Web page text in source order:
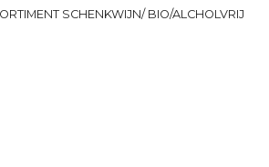
SCHENKWIJN/ BIO/ALCHOLVRIJ